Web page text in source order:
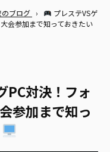
ブログ ›
プレステVSゲ
会参加まで知っておきたい
PC対決！フォ
参加まで知っ